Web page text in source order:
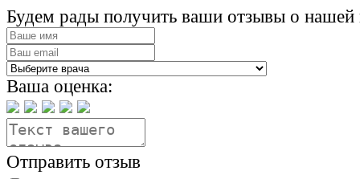
Будем рады получить ваши отзывы о нашей
Ваша оценка:
Отправить отзыв